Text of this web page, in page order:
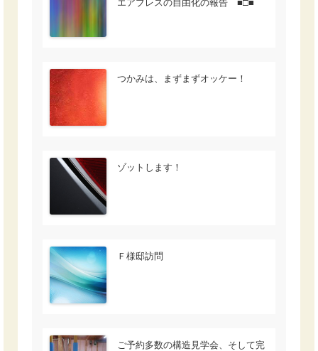
エアブレスの自由化の報告 ■□■
つかみは、まずまずオッケー！
ゾットします！
Ｆ様邸訪問
ご予約多数の構造見学会、そして完